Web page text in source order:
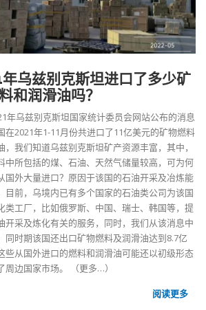
乌兹别克斯坦进口了多少矿
和润滑油吗？
年乌兹别克斯坦国家统计委员会网站公布的消息
在2021年1-11月份共进口了11亿美元的矿物燃料
，我们知道乌兹别克斯坦矿产资源丰富，其中，
中所包括的煤、石油、天然气储量较高，可为何
国外大量进口？原因于该国的石油开采及冶炼能
目前，乌境内已有多个国家的石油类公司为该国
类工厂，比如俄罗斯、中国、瑞士、韩国等，提
开采及炼化有关的服务，同时，我们从该消息中
同时期该国还出口矿物燃料及润滑油达到8.7亿
些从国外进口的燃料和润滑油可能还以初级形态
周边国家市场。
（更多…）
阅读更多